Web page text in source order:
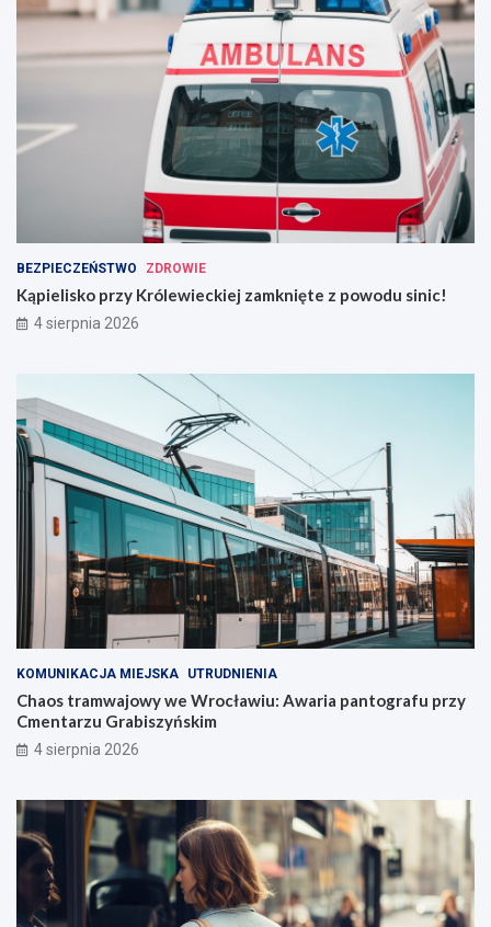
BEZPIECZEŃSTWO ZDROWIE
Kąpielisko przy Królewieckiej zamknięte z powodu sinic!
4 sierpnia 2026
KOMUNIKACJA MIEJSKA UTRUDNIENIA
Chaos tramwajowy we Wrocławiu: Awaria pantografu przy
Cmentarzu Grabiszyńskim
4 sierpnia 2026